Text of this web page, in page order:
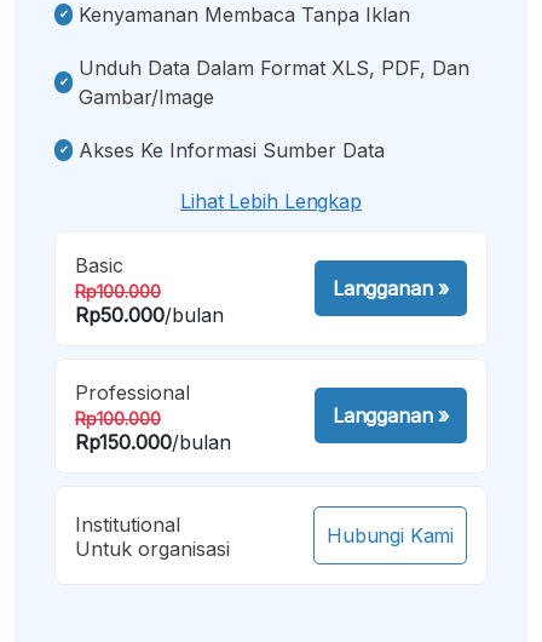
Kenyamanan Membaca Tanpa Iklan
Unduh Data Dalam Format XLS, PDF, Dan
Gambar/image
Akses Ke Informasi Sumber Data
Lihat Lebih Lengkap
Basic
Rp100.000
Rp50.000/bulan
Langganan»
Professional
Rp100.000
Rp150.000/bulan
Langganan»
Institutional
Untuk organisasi
Hubungi Kami